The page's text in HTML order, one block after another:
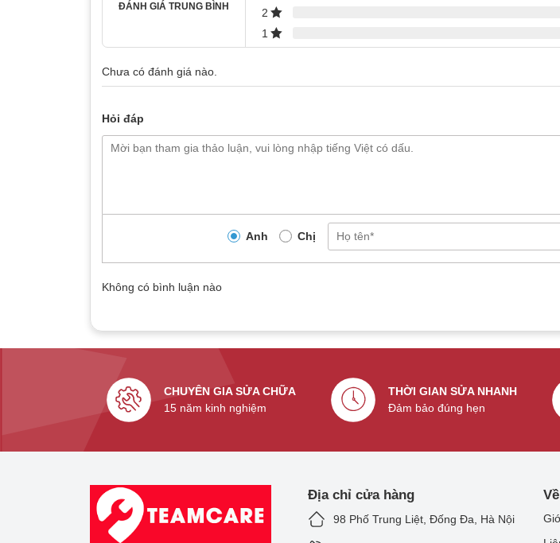
Thông số chân sạc iPhone 14
Loại cổng:Lightning.
6.7 mm x 1.5 mm.
Hỗ trợ sạc không dây chuẩn Qi (lên đến 7.5W) và MagSafe (lên
ĐÁNH GIÁ TRUNG BÌNH
2
1
Chưa có đánh giá nào.
Hỏi đáp
Anh Chị
Không có bình luận nào
CHUYÊN GIA SỬA CHỮA
15 năm kinh nghiệm
THỜI GIAN SỬA NHANH
Đảm bảo đúng hẹn
Địa chỉ cửa hàng
98 Phố Trung Liệt, Đống Đa, Hà Nội